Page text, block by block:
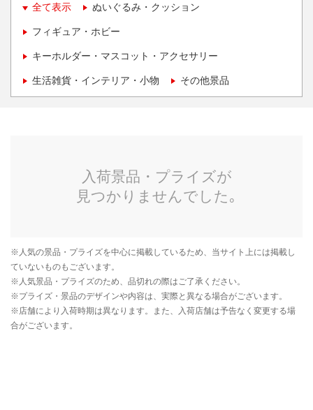
全て表示 ぬいぐるみ・クッション
フィギュア・ホビー
キーホルダー・マスコット・アクセサリー
生活雑貨・インテリア・小物 その他景品